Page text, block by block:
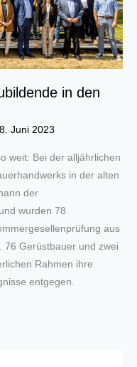
in den
Juni 2023
weit: Bei der alljährlichen
in der alten
der
wurden 78
aus
76 Gerüstbauer und zwei
Rahmen ihre
entgegen.